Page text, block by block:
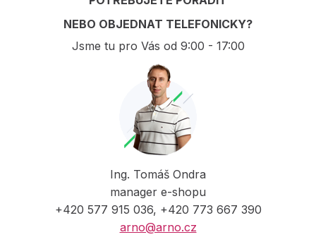
NEBO OBJEDNAT TELEFONICKY?
Jsme tu pro Vás od 9:00 - 17:00
Ing. Tomáš Ondra
manager e-shopu
+420 577 915 036, +420 773 667 390
arno@arno.cz